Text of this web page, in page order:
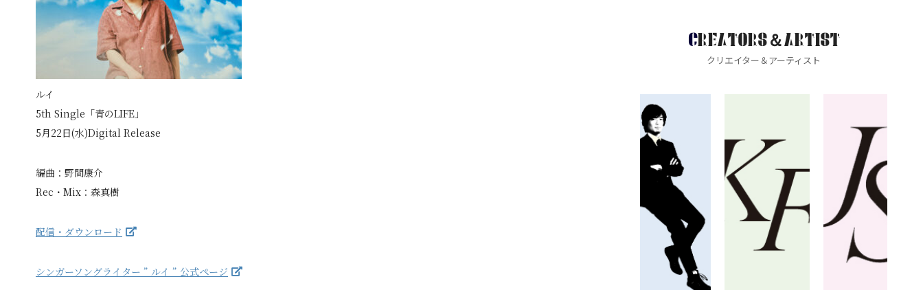
ルイ
5th Single「青のLIFE」
5月22日(水)Digital Release
編曲：野間康介
Rec・Mix：森真樹
配信・ダウンロード
シンガーソングライター ” ルイ ” 公式ページ
CREATORS＆ARTIST
クリエイター＆アーティスト